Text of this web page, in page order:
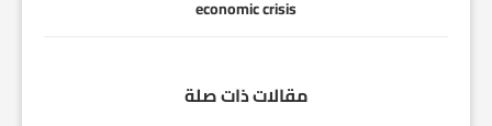
economic crisis
مقالات ذات صلة